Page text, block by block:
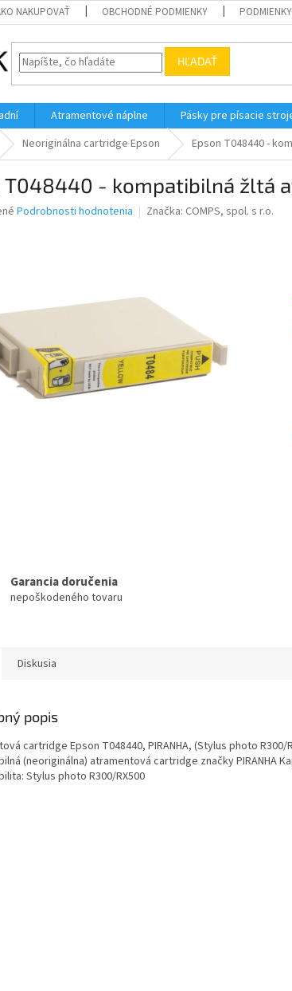
NAKUPOVAŤ OBCHODNÉ PODMIENKY
HĽADAŤ
Atramentové náplne Pásky pre písacie
Neoriginálna cartridge Epson Epson T048440 -
T048440 - kompatibilná žltá
Podrobnosti hodnotenia Značka: COMPS, spol. s r.o.
Garancia doručenia
nepoškodeného tovaru
Diskusia
popis
cartridge Epson T048440, PIRANHA, (Stylus photo R300/
(neoriginálna) atramentová cartridge značky PIRANHA
Stylus photo R300/RX500